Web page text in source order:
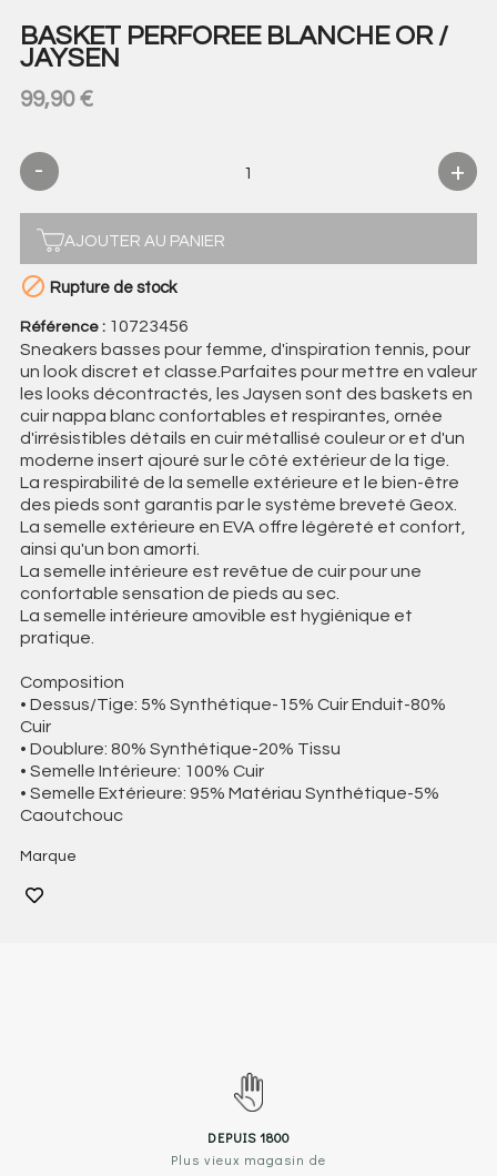
BASKET PERFOREE BLANCHE OR /
JAYSEN
99,90 €
AJOUTER AU PANIER
 Rupture de stock
Référence : 10723456
Sneakers basses pour femme, d'inspiration tennis, pour
un look discret et classe.Parfaites pour mettre en valeur
les looks décontractés, les Jaysen sont des baskets en
cuir nappa blanc confortables et respirantes, ornée
d'irrésistibles détails en cuir métallisé couleur or et d'un
moderne insert ajouré sur le côté extérieur de la tige.
La respirabilité de la semelle extérieure et le bien-être
des pieds sont garantis par le système breveté Geox.
La semelle extérieure en EVA offre légèreté et confort,
ainsi qu'un bon amorti.
La semelle intérieure est revêtue de cuir pour une
confortable sensation de pieds au sec.
La semelle intérieure amovible est hygiénique et
pratique.
Composition
• Dessus/Tige: 5% Synthétique-15% Cuir Enduit-80%
Cuir
• Doublure: 80% Synthétique-20% Tissu
• Semelle Intérieure: 100% Cuir
• Semelle Extérieure: 95% Matériau Synthétique-5%
Caoutchouc
Marque
DEPUIS 1800
Plus vieux magasin de